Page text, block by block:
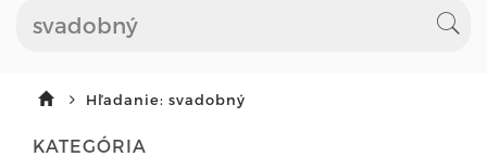
Hľadanie: svadobný
KATEGÓRIA